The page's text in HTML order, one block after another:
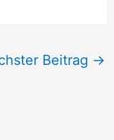
Beitrag →